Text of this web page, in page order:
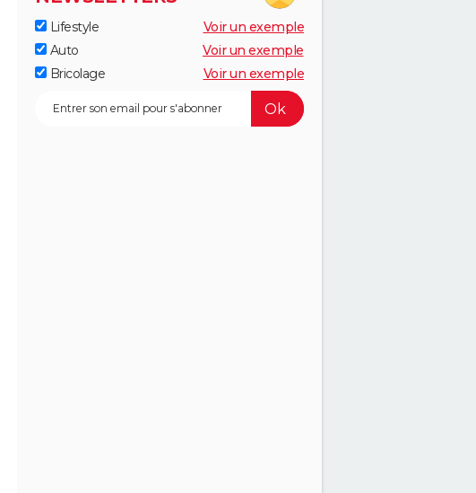
Lifestyle
Voir un exemple
Auto
Voir un exemple
Bricolage
Voir un exemple